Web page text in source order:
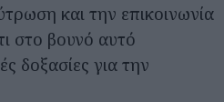
και την επικοινωνία
στο βουνό αυτό
δοξασίες για την